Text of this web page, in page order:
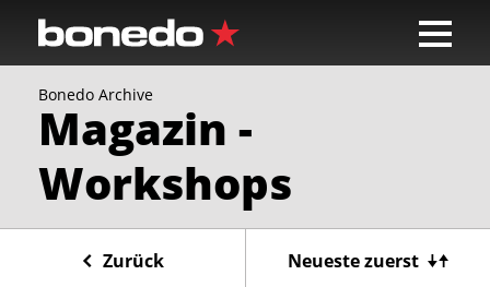
Bonedo Archive
Magazin -
Workshops
Zurück Neueste zuerst